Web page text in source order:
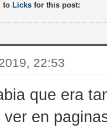
to Licks for this post:
22:53
que era
ver en